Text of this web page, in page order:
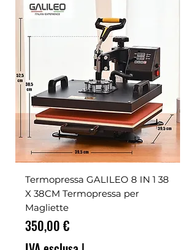
Termopressa GALILEO 8 IN 1 38
X 38CM Termopressa per
Magliette
Prezzo
350,00 €